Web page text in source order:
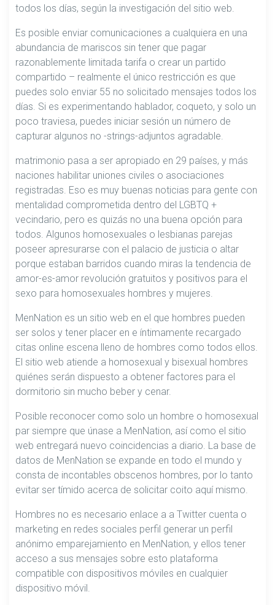
todos los días, según la investigación del sitio web.
Es posible enviar comunicaciones a cualquiera en una
abundancia de mariscos sin tener que pagar
razonablemente limitada tarifa o crear un partido
compartido – realmente el único restricción es que
puedes solo enviar 55 no solicitado mensajes todos los
días. Si es experimentando hablador, coqueto, y solo un
poco traviesa, puedes iniciar sesión un número de
capturar algunos no -strings-adjuntos agradable.
matrimonio pasa a ser apropiado en 29 países, y más
naciones habilitar uniones civiles o asociaciones
registradas. Eso es muy buenas noticias para gente con
mentalidad comprometida dentro del LGBTQ +
vecindario, pero es quizás no una buena opción para
todos. Algunos homosexuales o lesbianas parejas
poseer apresurarse con el palacio de justicia o altar
porque estaban barridos cuando miras la tendencia de
amor-es-amor revolución gratuitos y positivos para el
sexo para homosexuales hombres y mujeres.
MenNation es un sitio web en el que hombres pueden
ser solos y tener placer en e íntimamente recargado
citas online escena lleno de hombres como todos ellos.
El sitio web atiende a homosexual y bisexual hombres
quiénes serán dispuesto a obtener factores para el
dormitorio sin mucho beber y cenar.
Posible reconocer como solo un hombre o homosexual
par siempre que únase a MenNation, así como el sitio
web entregará nuevo coincidencias a diario. La base de
datos de MenNation se expande en todo el mundo y
consta de incontables obscenos hombres, por lo tanto
evitar ser tímido acerca de solicitar coito aquí mismo.
Hombres no es necesario enlace a a Twitter cuenta o
marketing en redes sociales perfil generar un perfil
anónimo emparejamiento en MenNation, y ellos tener
acceso a sus mensajes sobre esto plataforma
compatible con dispositivos móviles en cualquier
dispositivo móvil.